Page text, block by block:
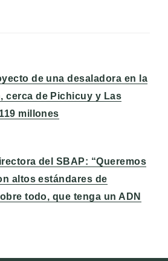
de una desaladora en la
cerca de Pichicuy y Las
millones
del SBAP: “Queremos
altos estándares de
todo, que tenga un ADN